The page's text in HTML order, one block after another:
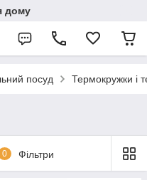
дому
посуд Термокружки і
0 Фільтри